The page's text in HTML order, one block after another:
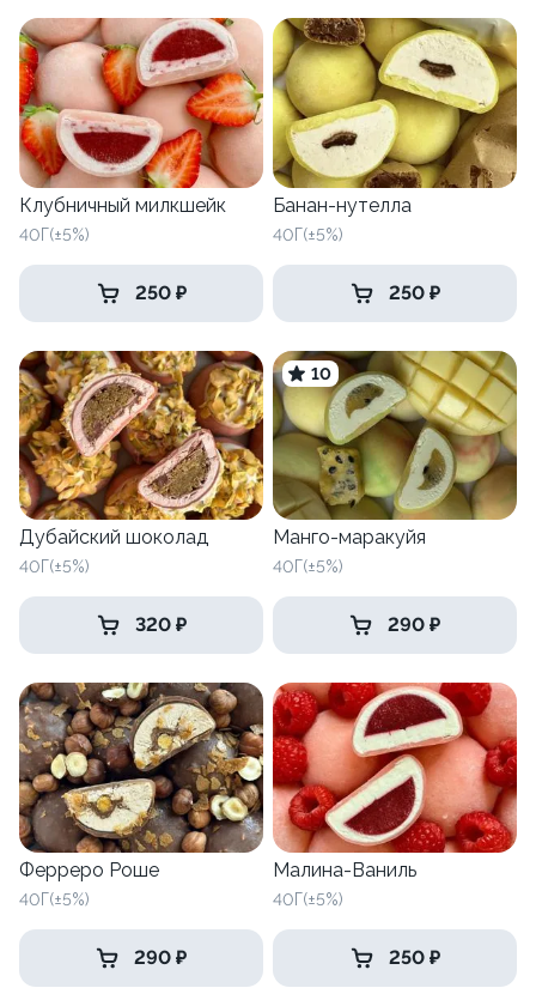
Клубничный милкшейк
40Г(±5%)
250 ₽
Банан-нутелла
40Г(±5%)
250 ₽
Дубайский шоколад
40Г(±5%)
320 ₽
10
Манго-маракуйя
40Г(±5%)
290 ₽
Ферреро Роше
40Г(±5%)
290 ₽
Малина-Ваниль
40Г(±5%)
250 ₽